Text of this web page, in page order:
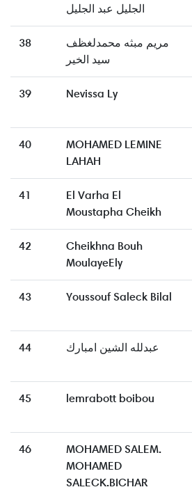
الجليل عبد الجليل
38
مريم مبثه محمدلغظف
سيد الخير
39 Nevissa Ly
40
MOHAMED LEMINE
LAHAH
41
El Varha El
Moustapha Cheikh
42
Cheikhna Bouh
MoulayeEly
43 Youssouf Saleck Bilal
44 عبدلله الشين امبارك
45 lemrabott boibou
46
MOHAMED SALEM.
MOHAMED
SALECK.BICHAR